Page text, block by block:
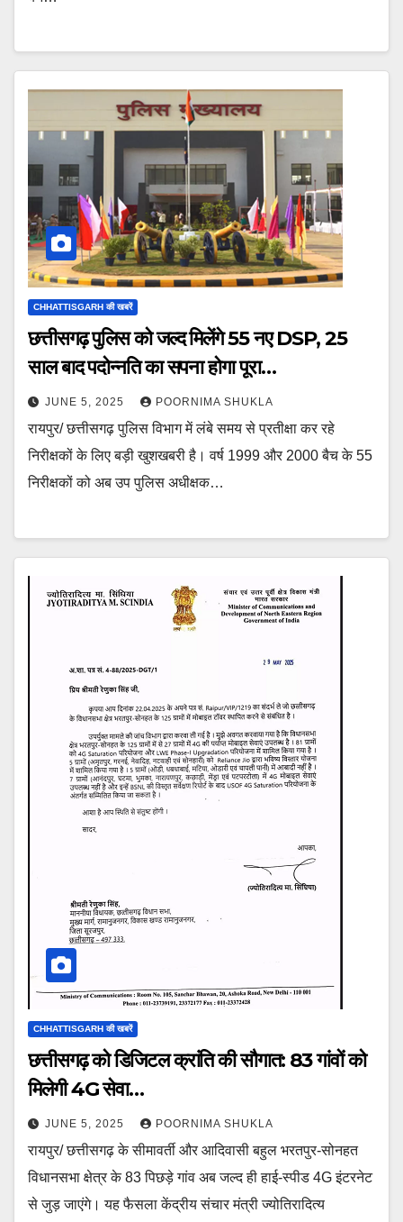
CHHATTISGARH की खबरें
छत्तीसगढ़ पुलिस को जल्द मिलेंगे 55 नए DSP, 25
साल बाद पदोन्नति का सपना होगा पूरा…
JUNE 5, 2025 POORNIMA SHUKLA
रायपुर/ छत्तीसगढ़ पुलिस विभाग में लंबे समय से प्रतीक्षा कर रहे
निरीक्षकों के लिए बड़ी खुशखबरी है। वर्ष 1999 और 2000 बैच के 55
निरीक्षकों को अब उप पुलिस अधीक्षक…
CHHATTISGARH की खबरें
छत्तीसगढ़ को डिजिटल क्रांति की सौगात: 83 गांवों को
मिलेगी 4G सेवा…
JUNE 5, 2025 POORNIMA SHUKLA
रायपुर/ छत्तीसगढ़ के सीमावर्ती और आदिवासी बहुल भरतपुर-सोनहत
विधानसभा क्षेत्र के 83 पिछड़े गांव अब जल्द ही हाई-स्पीड 4G इंटरनेट
से जुड़ जाएंगे। यह फैसला केंद्रीय संचार मंत्री ज्योतिरादित्य